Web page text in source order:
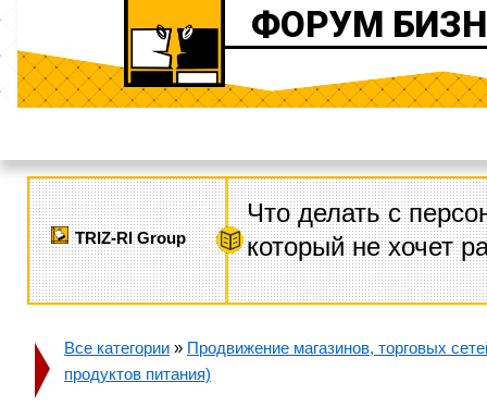
ФОРУМ
TRIZ-RI Group
Что делать с
который не хочет
Все категории » Продвижение магазинов, торговых
продуктов питания)